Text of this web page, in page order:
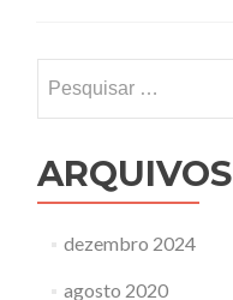
por:
ARQUIVOS
dezembro 2024
agosto 2020